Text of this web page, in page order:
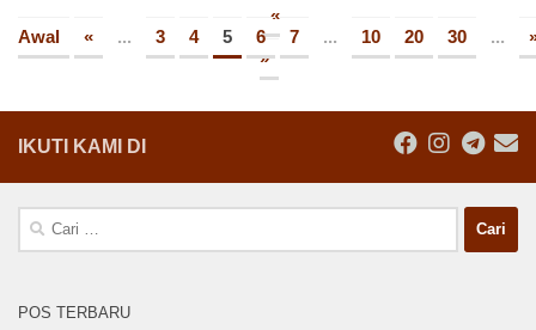
«
Awal
« ... 3 4 5 6 7 ... 10 20 30 ...
»
IKUTI KAMI DI
Cari
POS TERBARU